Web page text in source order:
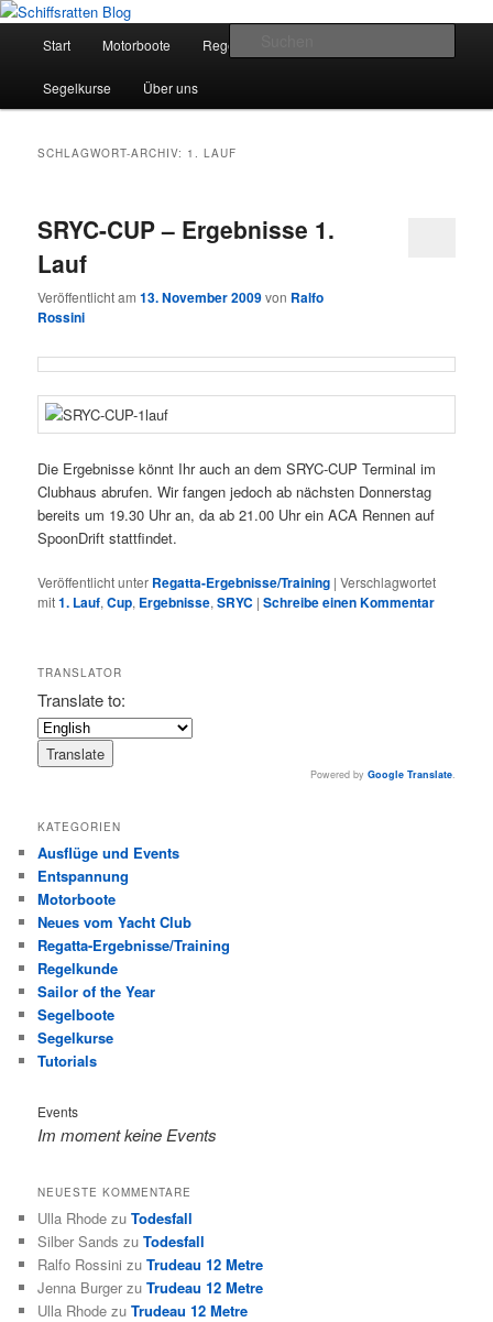
Zum
springen
Zum
springenSchiffsratten Blog
Segelsport in Second Life
Start Motorboote Regelkunde
Segelkurse Über uns
SCHLAGWORT-ARCHIV: 1. LAUF
SRYC-CUP – Ergebnisse 1.
Lauf
Veröffentlicht am13. November 2009von Ralfo
Rossini
Die Ergebnisse könnt Ihr auch an dem SRYC-CUP Terminal im
Clubhaus abrufen. Wir fangen jedoch ab nächsten Donnerstag
bereits um 19.30 Uhr an, da ab 21.00 Uhr ein ACA Rennen auf
SpoonDrift stattfindet.
Veröffentlicht unter Regatta-Ergebnisse/Training |Verschlagwortet
mit1. Lauf,Cup, Ergebnisse,SRYC |Schreibe einen Kommentar
TRANSLATOR
Translate to:
Powered by Google Translate.
KATEGORIEN
Ausflüge und Events
Entspannung
Motorboote
Neues vom Yacht Club
Regatta-Ergebnisse/Training
Regelkunde
Sailor of the Year
Segelboote
Segelkurse
Tutorials
Events
Im moment keine Events
NEUESTE KOMMENTARE
Ulla Rhode zuTodesfall
Silber Sands zuTodesfall
Ralfo Rossini zuTrudeau 12 Metre
Jenna Burger zuTrudeau 12 Metre
Ulla Rhode zuTrudeau 12 Metre